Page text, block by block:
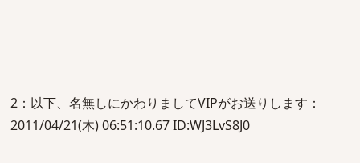
2：以下、名無しにかわりましてVIPがお送りします：
2011/04/21(木) 06:51:10.67 ID:WJ3LvS8J0